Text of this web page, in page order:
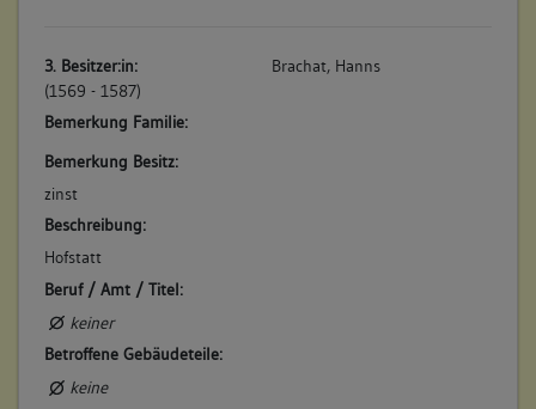
3. Besitzer:in:
(1569 - 1587)
Brachat, Hanns
Bemerkung Familie:
Bemerkung Besitz:
zinst
Beschreibung:
Hofstatt
Beruf / Amt / Titel:
keiner
Betroffene Gebäudeteile:
keine